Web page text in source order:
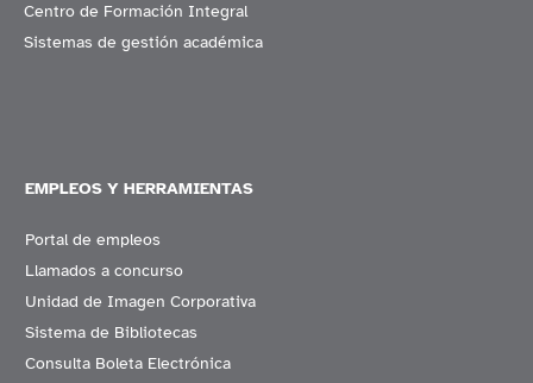
Centro de Formación Integral
Sistemas de gestión académica
EMPLEOS Y HERRAMIENTAS
Portal de empleos
Llamados a concurso
Unidad de Imagen Corporativa
Sistema de Bibliotecas
Consulta Boleta Electrónica